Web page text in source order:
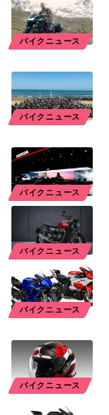
バイクニュース
バイクニュース
バイクニュース
バイクニュース
バイクニュース
バイクニュース